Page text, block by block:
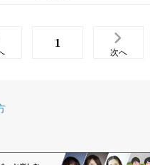
1
次へ